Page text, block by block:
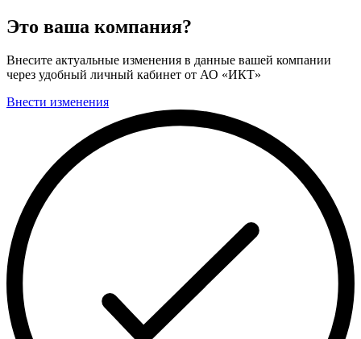
Это ваша компания?
Внесите актуальные изменения в данные вашей компании
через удобный личный кабинет от АО «ИКТ»
Внести изменения